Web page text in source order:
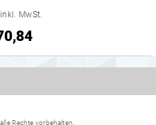
MwSt.
Rechte vorbehalten.